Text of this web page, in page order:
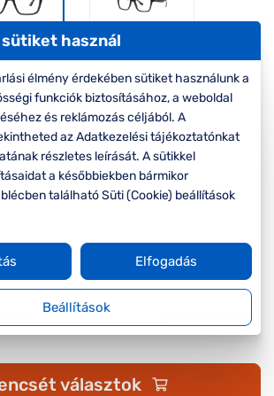
Ft
Ft
szemüvegkeretre vonatkozik.
Mi a méretem?
választok
használ
élmény érdekében sütiket használunk a
funkciók biztosításához, a weboldal
és reklámozás céljából. A
az Adatkezelési tájékoztatónkat
részletes leírását. A sütikkel
a későbbiekben bármikor
található Süti (Cookie) beállítások
Beállítások
Elfogadás